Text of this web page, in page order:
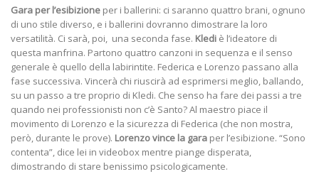
Gara per l’esibizione per i ballerini: ci saranno quattro brani, ognuno
di uno stile diverso, e i ballerini dovranno dimostrare la loro
versatilità. Ci sarà, poi, una seconda fase. Kledi è l’ideatore di
questa manfrina. Partono quattro canzoni in sequenza e il senso
generale è quello della labirintite. Federica e Lorenzo passano alla
fase successiva. Vincerà chi riuscirà ad esprimersi meglio, ballando,
su un passo a tre proprio di Kledi. Che senso ha fare dei passi a tre
quando nei professionisti non c’è Santo? Al maestro piace il
movimento di Lorenzo e la sicurezza di Federica (che non mostra,
però, durante le prove). Lorenzo vince la gara per l’esibizione. “Sono
contenta”, dice lei in videobox mentre piange disperata,
dimostrando di stare benissimo psicologicamente.